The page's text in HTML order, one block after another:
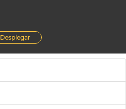
Desplegar